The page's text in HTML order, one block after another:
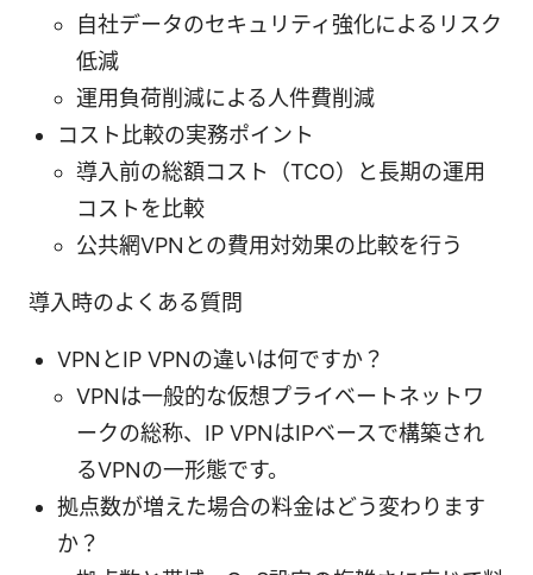
自社データのセキュリティ強化によるリスク
低減
運用負荷削減による人件費削減
コスト比較の実務ポイント
導入前の総額コスト（TCO）と長期の運用
コストを比較
公共網VPNとの費用対効果の比較を行う
導入時のよくある質問
VPNとIP VPNの違いは何ですか？
VPNは一般的な仮想プライベートネットワ
ークの総称、IP VPNはIPベースで構築され
るVPNの一形態です。
拠点数が増えた場合の料金はどう変わります
か？